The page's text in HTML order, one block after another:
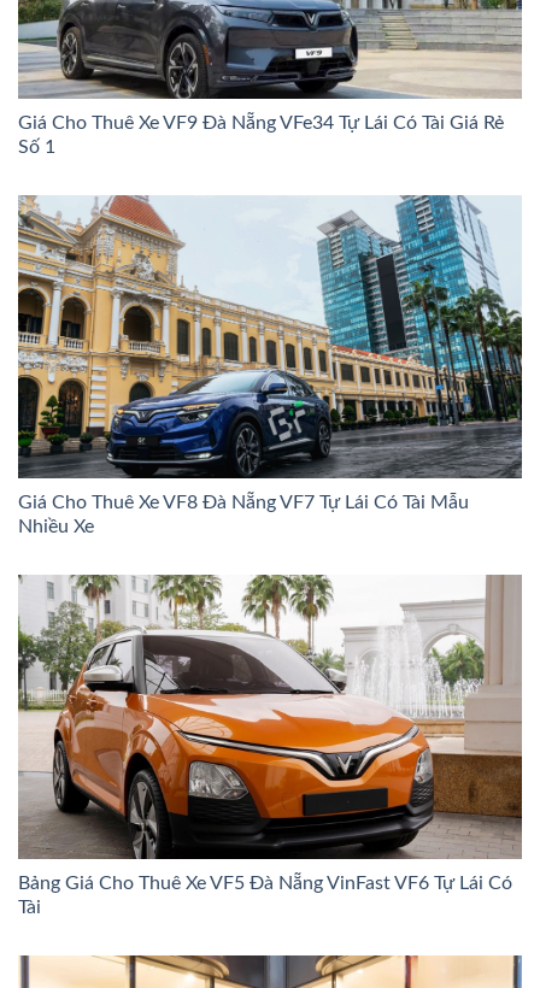
Giá Cho Thuê Xe VF9 Đà Nẵng VFe34 Tự Lái Có Tài Giá Rẻ
Số 1
Giá Cho Thuê Xe VF8 Đà Nẵng VF7 Tự Lái Có Tài Mẫu
Nhiều Xe
Bảng Giá Cho Thuê Xe VF5 Đà Nẵng VinFast VF6 Tự Lái Có
Tài